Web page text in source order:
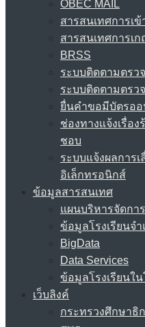
OBEC MAIL
สารสนเทศการเข้
สารสนเทศการเ
BRSS
ระบบติดตามตรว
ระบบติดตามตรว
ยื่นคำขอมีบัตรอ
ช่องทางแจ้งเรื่อ
ชอบ
ระบบแจ้งผลการ
อิเล็กทรอนิกส์
ข้อมูลสารสนเทศ
แผนบริหารจัดก
ข้อมูลโรงเรียนจ
BigData
Data Services
ข้อมูลโรงเรียนใ
เว็บลิงค์
กระทรวงศึกษาธิ